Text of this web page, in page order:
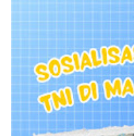
Templates